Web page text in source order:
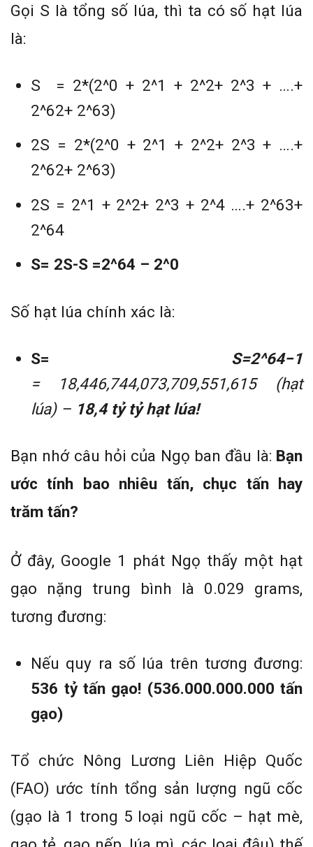
Gọi S là tổng số lúa, thì ta có số hạt lúa
là:
S = 2*(2^0 + 2^1 + 2^2+ 2^3 + ….+
2^62+ 2^63)
2S = 2*(2^0 + 2^1 + 2^2+ 2^3 + ….+
2^62+ 2^63)
2S = 2^1 + 2^2+ 2^3 + 2^4 ….+ 2^63+
2^64
S= 2S-S =2^64 – 2^0
Số hạt lúa chính xác là:
S= S=2^64−1
=
18,446,744,073,709,551,615(hạt
lúa) – 18,4 tỷ tỷ hạt lúa!
Bạn nhớ câu hỏi của Ngọ ban đầu là: Bạn
ước tính bao nhiêu tấn, chục tấn hay
trăm tấn?
Ở đây, Google 1 phát Ngọ thấy một hạt
gạo nặng trung bình là 0.029 grams,
tương đương:
Nếu quy ra số lúa trên tương đương:
536 tỷ tấn gạo! (536.000.000.000 tấn
gạo)
Tổ chức Nông Lương Liên Hiệp Quốc
(FAO) ước tính tổng sản lượng ngũ cốc
(gạo là 1 trong 5 loại ngũ cốc – hạt mè,